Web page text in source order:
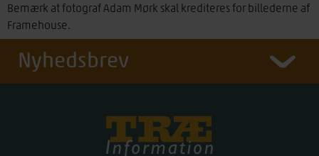
Bemærk at fotograf Adam Mørk skal krediteres for billederne af
Framehouse.
Nyhedsbrev